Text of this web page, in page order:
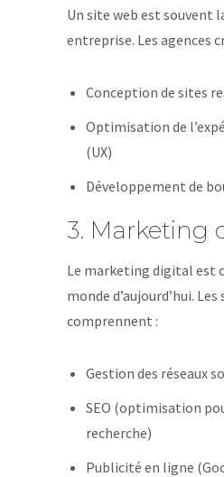
Un site web est souvent
entreprise. Les agences
Conception de sites
Optimisation de
(UX)
Développement de
3. Marketing
Le marketing digital est
monde d’aujourd’hui. Les
comprennent :
Gestion des réseaux
SEO (optimisation
recherche)
Publicité en ligne